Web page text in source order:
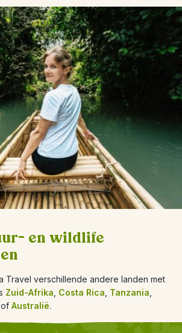
en wildlife
Travel verschillende andere landen met
Zuid-Afrika Costa Rica Tanzania
of Australië.